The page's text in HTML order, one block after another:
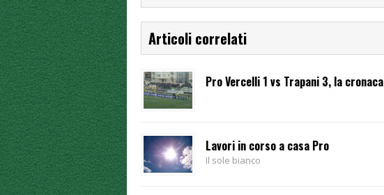
Articoli correlati
Pro Vercelli 1 vs Trapani 3, la cronaca
Lavori in corso a casa Pro
Il sole bianco